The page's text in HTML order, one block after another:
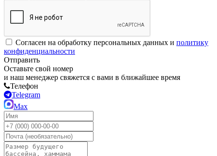
Согласен на обработку персональных данных и политику
конфиденциальности
Отправить
Оставьте свой номер
и наш менеджер свяжется с вами в ближайшее время
Телефон
Telegram
Max